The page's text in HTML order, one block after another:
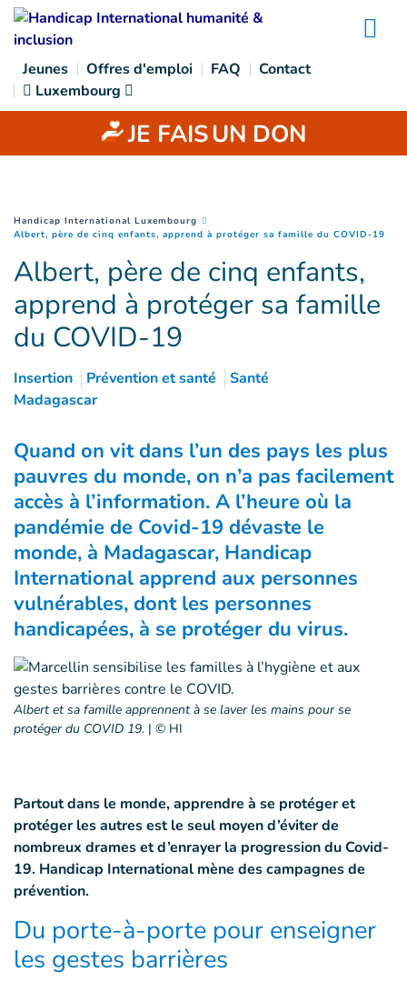
Goto main content
Jeunes Offres d'emploi FAQ
Contact
Luxembourg
JE FAISUN DON
You are here :
Handicap International Luxembourg
Albert, père de cinq enfants, apprend à protéger sa famille du COVID-19
Albert, père de cinq enfants,
apprend à protéger sa famille
du COVID-19
Insertion Prévention et santé
Santé
Madagascar
Quand on vit dans l’un des pays les plus
pauvres du monde, on n’a pas facilement
accès à l’information. A l’heure où la
pandémie de Covid-19 dévaste le
monde, à Madagascar, Handicap
International apprend aux personnes
vulnérables, dont les personnes
handicapées, à se protéger du virus.
Albert et sa famille apprennent à se laver les mains pour se
protéger du COVID 19. | © HI
Partout dans le monde, apprendre à se protéger et
protéger les autres est le seul moyen d’éviter de
nombreux drames et d’enrayer la progression du Covid-
19. Handicap International mène des campagnes de
prévention.
Du porte-à-porte pour enseigner
les gestes barrières